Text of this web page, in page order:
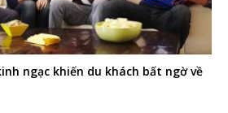
ngạc khiến du khách bất ngờ về